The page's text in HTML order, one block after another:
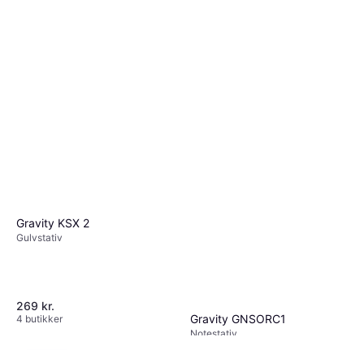
Gravity KSX 2
Gulvstativ
269 kr.
4 butikker Gravity GNSORC1
Notestativ